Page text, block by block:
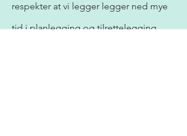
respekter at vi legger legger ned mye
tid i planlegging og tilrettelegging.